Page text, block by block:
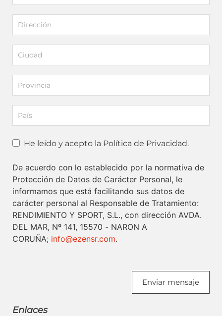
He leído y acepto la Política de Privacidad.
De acuerdo con lo establecido por la normativa de
Protección de Datos de Carácter Personal, le
informamos que está facilitando sus datos de
carácter personal al Responsable de Tratamiento:
RENDIMIENTO Y SPORT, S.L., con dirección AVDA.
DEL MAR, Nº 141, 15570 - NARON A
CORUÑA; info@ezensr.com.
Enviar mensaje
Enlaces